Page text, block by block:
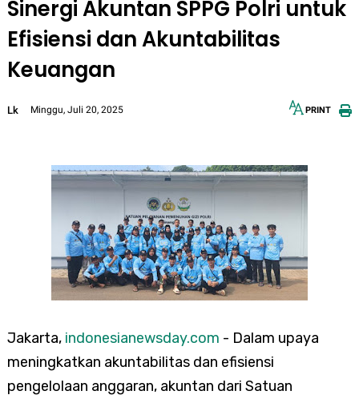
Sinergi Akuntan SPPG Polri untuk
Efisiensi dan Akuntabilitas
Keuangan
Lk Minggu, Juli 20, 2025 PRINT
Jakarta, indonesianewsday.com - Dalam upaya
meningkatkan akuntabilitas dan efisiensi
pengelolaan anggaran, akuntan dari Satuan